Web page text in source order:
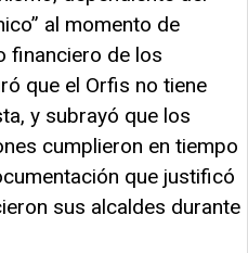
al momento de
financiero de los
que el Orfis no tiene
y subrayó que los
cumplieron en tiempo
que justificó
sus alcaldes durante